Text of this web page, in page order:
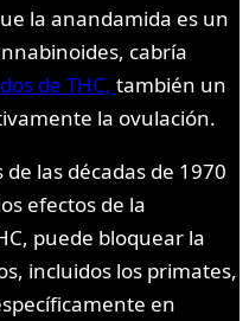
la anandamida es un
cabría
de THC, también un
la ovulación.
las décadas de 1970
efectos de la
puede bloquear la
incluidos los primates,
en